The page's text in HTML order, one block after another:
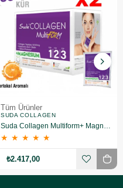
Tüm Ürünler
SUDA COLLAGEN
Suda Collagen Multiform+ Magnesium 30 x 15 gr - Portakal Aromalı 2 Adet
★ ★ ★ ★ ★
₺2.417,00